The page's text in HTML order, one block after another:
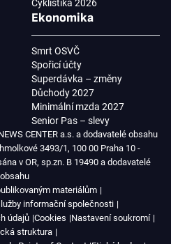
Cyklistika 2026
Ekonomika
Smrt OSVČ
Spořicí účty
Superdávka – změny
Důchody 2027
Minimální mzda 2027
Senior Pas – slevy
CENTER a.s. a dodavatelé obsahu
3493/1, 100 00 Praha 10 -
v OR, sp.zn. B 19490 a dodavatelé
obsahu
materiálům
informační společnosti
údajů Cookies Nastavení soukromí
struktura